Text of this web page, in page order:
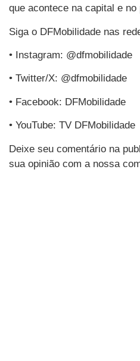
que acontece na capital e
Siga o DFMobilidade nas
• Instagram: @dfmobilidade
• Twitter/X: @dfmobilidade
• Facebook: DFMobilidade
• YouTube: TV DFMobilidade
Deixe seu comentário na
sua opinião com a nossa